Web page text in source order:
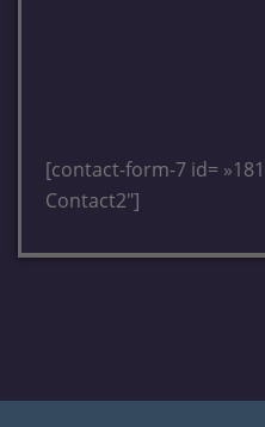
[contact-form-7 id=
Contact2″]